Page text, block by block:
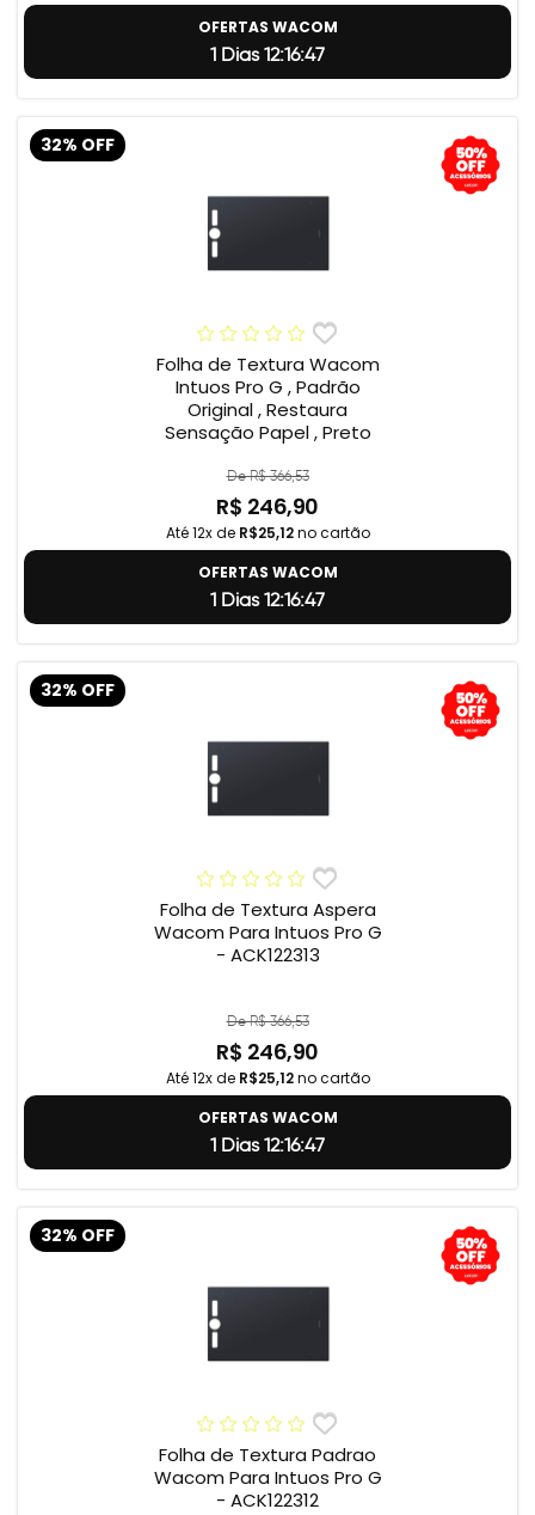
OFERTAS WACOM
1 Dias 12:16:46
32% OFF
Folha de Textura Wacom
Intuos Pro G , Padrão
Original , Restaura
Sensação Papel , Preto
De R$ 366,53
R$ 246,90
Até 12x de R$25,12no cartão
OFERTAS WACOM
1 Dias 12:16:46
32% OFF
Folha de Textura Aspera
Wacom Para Intuos Pro G
- ACK122313
De R$ 366,53
R$ 246,90
Até 12x de R$25,12no cartão
OFERTAS WACOM
1 Dias 12:16:46
32% OFF
Folha de Textura Padrao
Wacom Para Intuos Pro G
- ACK122312